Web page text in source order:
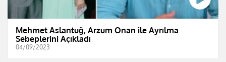
Mehmet Aslantuğ, Arzum Onan ile Ayrılma
Sebeplerini Açıkladı
04/09/2023